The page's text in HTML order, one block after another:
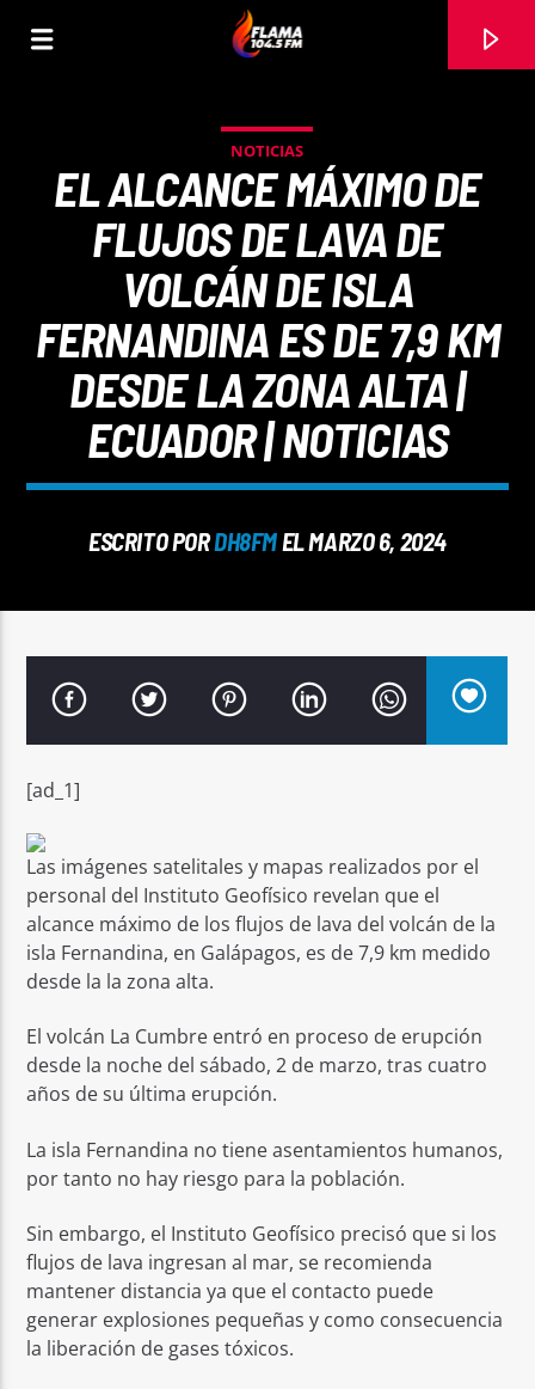
CANCIÓN ACTUAL
TÍTULO
Señal FM
NOTICIAS
EL ALCANCE MÁXIMO DE
FLUJOS DE LAVA DE
VOLCÁN DE ISLA
FERNANDINA ES DE 7,9 KM
DESDE LA ZONA ALTA |
ECUADOR | NOTICIAS
ESCRITO PORDH8FMEL MARZO 6, 2024
[ad_1]
Las imágenes satelitales y mapas realizados por el
personal del Instituto Geofísico revelan que el
alcance máximo de los flujos de lava del volcán de la
isla Fernandina, en Galápagos, es de 7,9 km medido
desde la la zona alta.
El volcán La Cumbre entró en proceso de erupción
desde la noche del sábado, 2 de marzo, tras cuatro
años de su última erupción.
La isla Fernandina no tiene asentamientos humanos,
por tanto no hay riesgo para la población.
Sin embargo, el Instituto Geofísico precisó que si los
flujos de lava ingresan al mar, se recomienda
mantener distancia ya que el contacto puede
generar explosiones pequeñas y como consecuencia
la liberación de gases tóxicos.